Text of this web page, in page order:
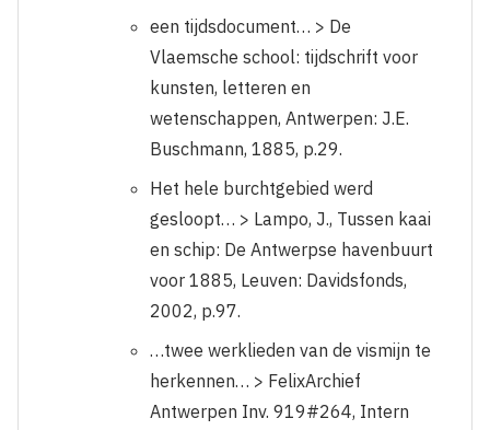
een tijdsdocument… > De
Vlaemsche school: tijdschrift voor
kunsten, letteren en
wetenschappen, Antwerpen: J.E.
Buschmann, 1885, p.29.
Het hele burchtgebied werd
gesloopt… > Lampo, J., Tussen kaai
en schip: De Antwerpse havenbuurt
voor 1885, Leuven: Davidsfonds,
2002, p.97.
…twee werklieden van de vismijn te
herkennen… > FelixArchief
Antwerpen Inv. 919#264, Intern